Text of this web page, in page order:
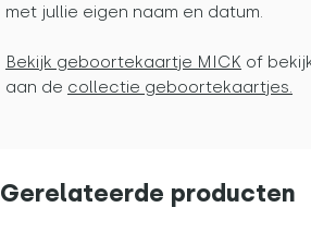
met jullie eigen naam en datum.
Bekijk geboortekaartje MICK of
aan de collectie geboortekaartjes.
Gerelateerde producten